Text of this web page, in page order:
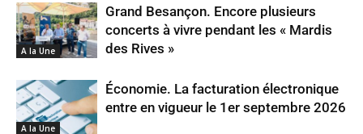
A la Une
Grand Besançon. Encore plusieurs
concerts à vivre pendant les « Mardis
des Rives »
A la Une
Économie. La facturation électronique
entre en vigueur le 1er septembre 2026